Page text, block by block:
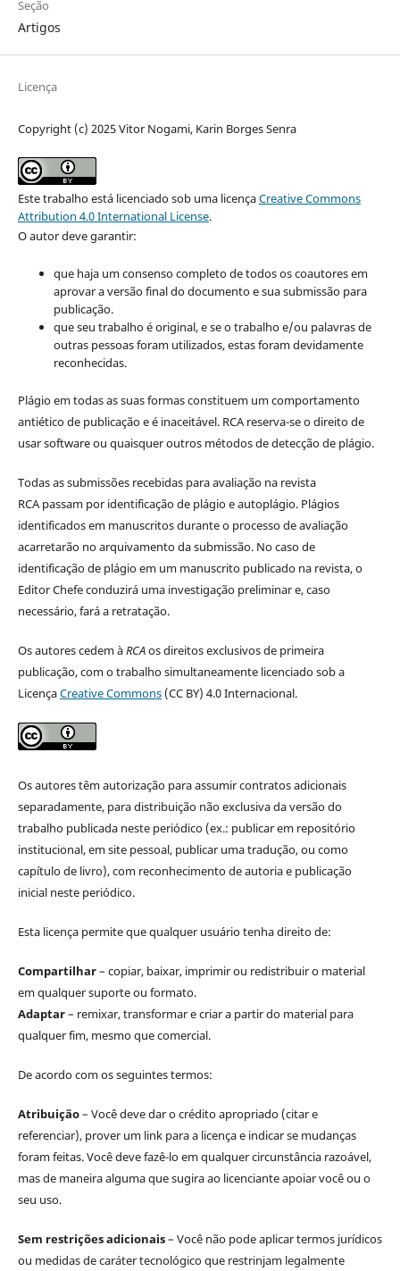
Seção
Artigos
Licença
Copyright (c) 2025 Vitor Nogami, Karin Borges Senra
Este trabalho está licenciado sob uma licençaCreative Commons
Attribution 4.0 International License.
O autor deve garantir:
que haja um consenso completo de todos os coautores em
aprovar a versão final do documento e sua submissão para
publicação.
que seu trabalho é original, e se o trabalho e/ou palavras de
outras pessoas foram utilizados, estas foram devidamente
reconhecidas.
Plágio em todas as suas formas constituem um comportamento
antiético de publicação e é inaceitável. RCA reserva-se o direito de
usar software ou quaisquer outros métodos de detecção de plágio.
Todas as submissões recebidas para avaliação na revista
RCA passam por identificação de plágio e autoplágio. Plágios
identificados em manuscritos durante o processo de avaliação
acarretarão no arquivamento da submissão. No caso de
identificação de plágio em um manuscrito publicado na revista, o
Editor Chefe conduzirá uma investigação preliminar e, caso
necessário, fará a retratação.
Os autores cedem àRCAos direitos exclusivos de primeira
publicação, com o trabalho simultaneamente licenciado sob a
LicençaCreative Commons(CC BY) 4.0 Internacional.
Os autores têm autorização para assumir contratos adicionais
separadamente, para distribuição não exclusiva da versão do
trabalho publicada neste periódico (ex.: publicar em repositório
institucional, em site pessoal, publicar uma tradução, ou como
capítulo de livro), com reconhecimento de autoria e publicação
inicial neste periódico.
Esta licença permite que qualquer usuário tenha direito de:
Compartilhar– copiar, baixar, imprimir ou redistribuir o material
em qualquer suporte ou formato.
Adaptar– remixar, transformar e criar a partir do material para
qualquer fim, mesmo que comercial.
De acordo com os seguintes termos:
Atribuição– Você deve dar o crédito apropriado (citar e
referenciar), prover um link para a licença e indicar se mudanças
foram feitas. Você deve fazê-lo em qualquer circunstância razoável,
mas de maneira alguma que sugira ao licenciante apoiar você ou o
seu uso.
Sem restrições adicionais– Você não pode aplicar termos jurídicos
ou medidas de caráter tecnológico que restrinjam legalmente